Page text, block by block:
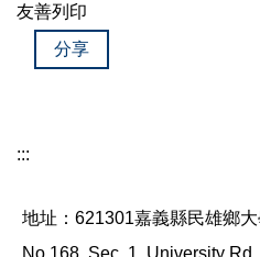
友善列印
分享
:::
地址：621301嘉義縣民雄鄉